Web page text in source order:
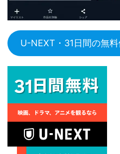
U-NEXT・31日間の無料